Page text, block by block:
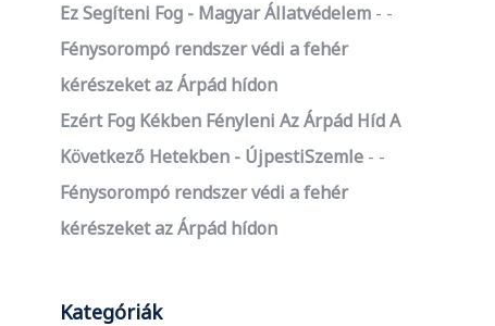
Ez Segíteni Fog - Magyar Állatvédelem
-
Fénysorompó rendszer védi a fehér
kérészeket az Árpád hídon
Ezért Fog Kékben Fényleni Az Árpád Híd A
Következő Hetekben - ÚjpestiSzemle
-
Fénysorompó rendszer védi a fehér
kérészeket az Árpád hídon
Kategóriák